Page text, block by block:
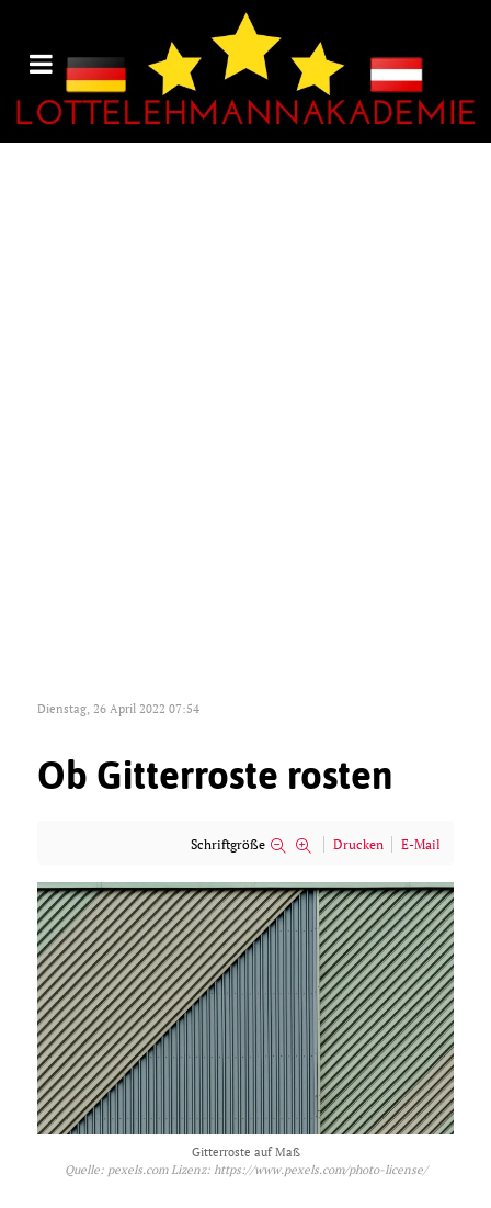
Dienstag, 26 April 2022 07:54
Ob Gitterroste rosten
Schriftgröße Drucken E-Mail
Gitterroste auf Maß
Quelle: pexels.com Lizenz: https://www.pexels.com/photo-license/